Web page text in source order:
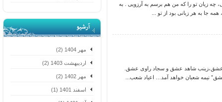
آرشیو
مهر 1404 (2)
اردیبهشت 1403 (2)
مهر 1402 (2)
اسفند 1401 (1)
زیان تو را که من هم برسم به آرزویی . به
جا به هر زبانی بود از تو ...
شاهد عشق و سجاد راوی عشق.
نیمه شعبان خواهد آمد… اعیاد شعب...